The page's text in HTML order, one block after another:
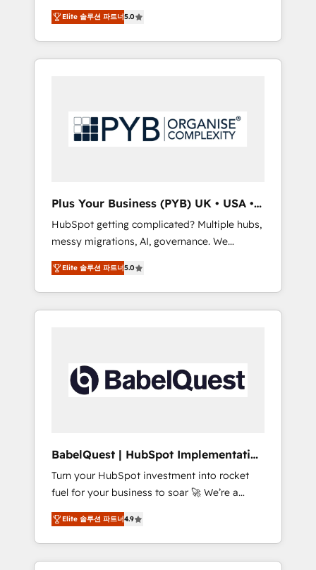
lifecycle campaigns, and lead nurturing
sequences. - Cross-hub setup across
Marketing, Sales, Operations, and Service
Hubs. - Ongoing optimization, managed
marketing automation, CRM and RevOps
consulting, B2B SEO, paid media, content
marketing, AEO and GEO (AI search
optimisation), and HubSpot Content Hub
services and industrial sectors. Offices in
Johannesburg, Cape Town, Dubai & London.
Google AI Overviews. HubSpot Impact Award
- Customer First HubSpot Impact Award -
Integrations Innovation HubSpot Impact
Award - Platform Migration Excellence
HubSpot Impact Award - Platform Excellence
40+ full-time HubSpot professionals. 100s of
certifications and accreditations with
Elite 솔루션 파트너5.0
Plus Your Business (PYB) UK • USA •
Europe
HubSpot getting complicated? Multiple hubs,
messy migrations, AI, governance. We
organise that complexity, so your team can
put HubSpot to work... Welcome to our
Profile! We help with: • CRM implementation,
reports, workflows, and team training • CRM
governance for HubSpot-centred operations
A little about us: • Boutique 'Elite' team of 12 •
42001:2023 certified - the AI management
standard • GuardHub: our AI governance
framework, built on ISO 42001 Ready for the
next step? Click the 👈 '𝗖𝗼𝗻𝘁𝗮𝗰𝘁 𝗯𝘂𝘀𝗶𝗻𝗲𝘀𝘀'
button to get in touch (𝘸𝘦'𝘳𝘦 𝘴𝘶𝘱𝘦𝘳
𝘳𝘦𝘴𝘱𝘰𝘯𝘴𝘪𝘷𝘦)
Elite 솔루션 파트너5.0
BabelQuest | HubSpot Implementation
& Consultancy
Turn your HubSpot investment into rocket
fuel for your business to soar 🚀 We’re a
team of accredited HubSpot experts ready
to help you. We can implement the platform
into complex business environments,
optimise what you've got and make sure you
Elite 솔루션 파트너4.9